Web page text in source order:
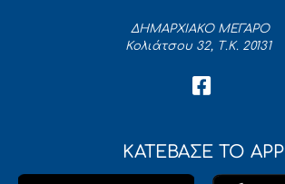
ΔΗΜΑΡΧΙΑΚΟ ΜΕΓΑΡΟ
Κολιάτσου 32, Τ.Κ. 20131
ΚΑΤΕΒΑΣΕ ΤΟ APP